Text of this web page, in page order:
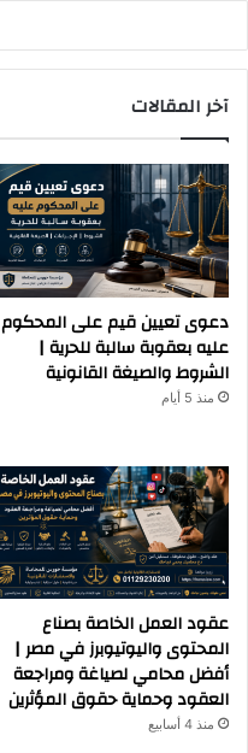
آخر المقالات
دعوى تعيين قيم على المحكوم
عليه بعقوبة سالبة للحرية |
الشروط والصيغة القانونية
منذ 5 أيام
عقود العمل الخاصة بصناع
المحتوى واليوتيوبرز في مصر |
أفضل محامي لصياغة ومراجعة
العقود وحماية حقوق المؤثرين
منذ 4 أسابيع